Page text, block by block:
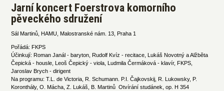
Jarní koncert Foerstrova komorního
pěveckého sdružení
Sál Martinů, HAMU, Malostranské nám. 13, Praha 1
Pořádá: FKPS
Účinkují: Roman Janál - baryton, Rudolf Kvíz - recitace, Lukáš Novotný a Alžběta
Čepická - housle, Leoš Čepický - viola, Ludmila Čermáková - klavír, FKPS,
Jaroslav Brych - dirigent
Na programu: T.L. de Victoria, R. Schumann. P.I. Čajkovskij, R. Lukowsky, P.
Koronthály, O. Mácha, Z. Lukáš, B. Martinů Otvírání studánek, op. H 354